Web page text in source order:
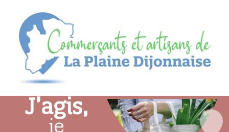
J’agis,
je